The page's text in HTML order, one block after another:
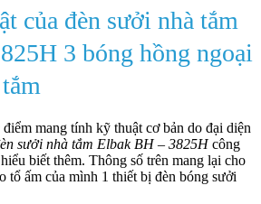
của đèn sưởi nhà tắm
3 bóng hồng ngoại
mang tính kỹ thuật cơ bản do đại diện
sưởi nhà tắm Elbak BH – 3825Hcông
biết thêm. Thông số trên mang lại cho
tổ ấm của mình 1 thiết bị đèn bóng sưởi